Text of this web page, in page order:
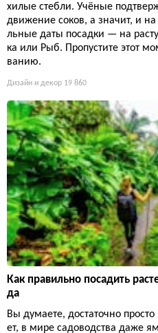
хилые стебли. Учёные
движение соков, а значит, и
льные даты посадки — на
ка или Рыб. Пропустите этот
ванию.
Дизайн и декор 19 860
Как правильно посадить
да
Вы думаете, достаточно
ет, в мире садоводства даже